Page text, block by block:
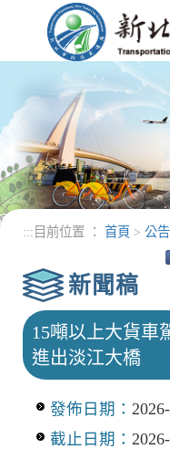
進入內容區塊
::: 目前位置 ： 首頁 > 公
新聞稿
15噸以上大貨車
進出淡江大橋
發佈日期：
截止日期：